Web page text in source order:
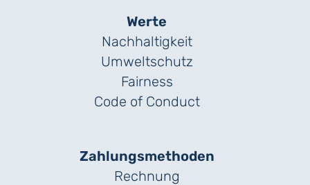
Werte
Nachhaltigkeit
Umweltschutz
Fairness
Code of Conduct
Zahlungs­methoden
Rechnung